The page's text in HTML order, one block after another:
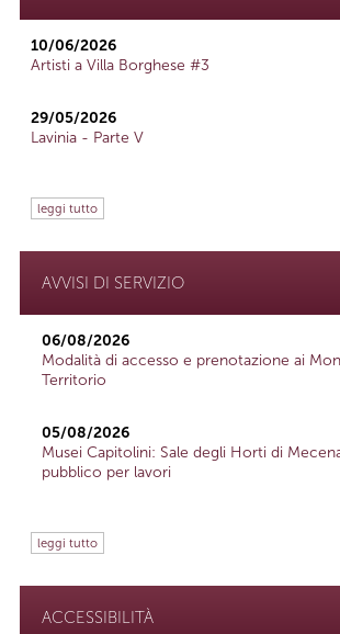
10/06/2026
Artisti a Villa Borghese #3
29/05/2026
Lavinia - Parte V
leggi tutto
AVVISI DI SERVIZIO
06/08/2026
Modalità di accesso e prenotazione ai
Territorio
05/08/2026
Musei Capitolini: Sale degli Horti di
pubblico per lavori
leggi tutto
ACCESSIBILITÀ